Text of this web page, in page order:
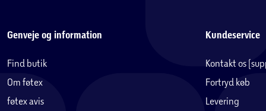
Service
købt en cykel anbefaler vi, at du opretter din cykel hos
deres app. Her kan du gemme din kvittering, billede af cyklen
Genveje og information
Find butik
Om føtex
føtex avis
Kundeservice
Kontakt os
Fortryd køb
Levering